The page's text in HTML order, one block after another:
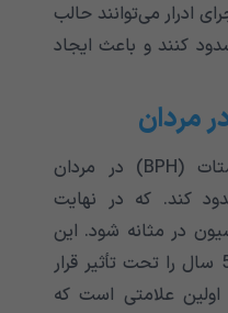
ادرار می‌توانند حالب
کنند و باعث ایجاد
مردان
هیپرپلازی خوش خیم پروستات (BPH) در مردان
کند. که در نهایت
در مثانه شود. این
بیماری معمولاً مردان بالای 50 سال را تحت تأثیر قرار
علامتی است که